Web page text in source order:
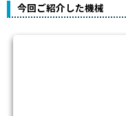
今回ご紹介した機械